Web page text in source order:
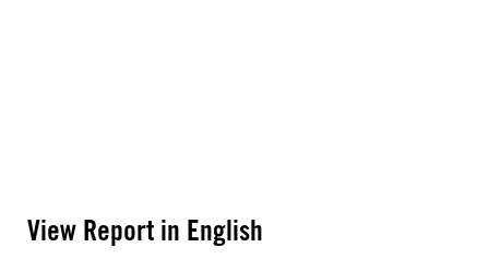
View Report in English